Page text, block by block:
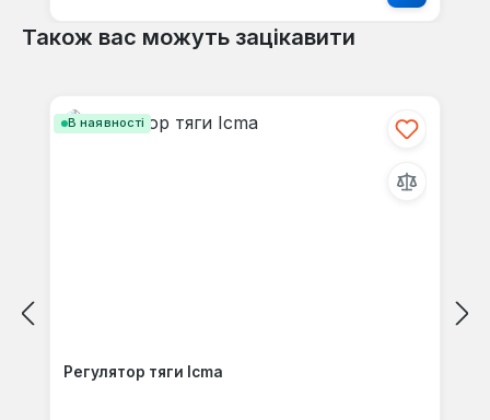
Також вас можуть зацікавити
В наявності
Регулятор тяги Icma